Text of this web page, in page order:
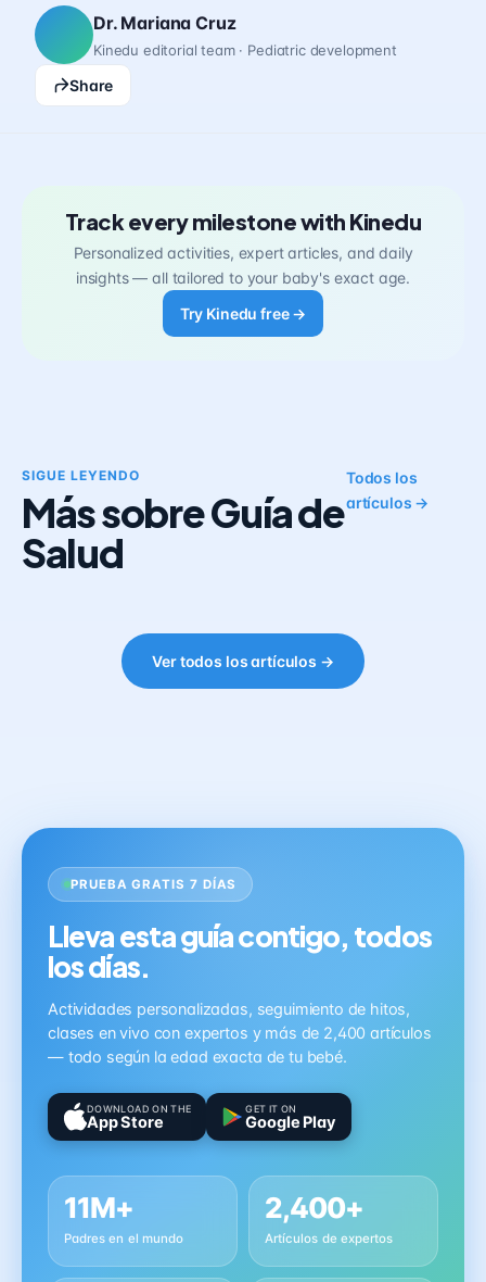
Dr. Mariana Cruz
Kinedu editorial team · Pediatric development
Share
Track every milestone with Kinedu
Personalized activities, expert articles, and daily
insights — all tailored to your baby's exact age.
Try Kinedu free →
SIGUE LEYENDO
Más sobre Guía de
Salud
Todos los
artículos →
Ver todos los artículos →
PRUEBA GRATIS 7 DÍAS
Lleva esta guía contigo, todos
los días.
Actividades personalizadas, seguimiento de hitos,
clases en vivo con expertos y más de 2,400 artículos
— todo según la edad exacta de tu bebé.
DOWNLOAD ON THE
App Store
GET IT ON
Google Play
11M+
Padres en el mundo
2,400+
Artículos de expertos